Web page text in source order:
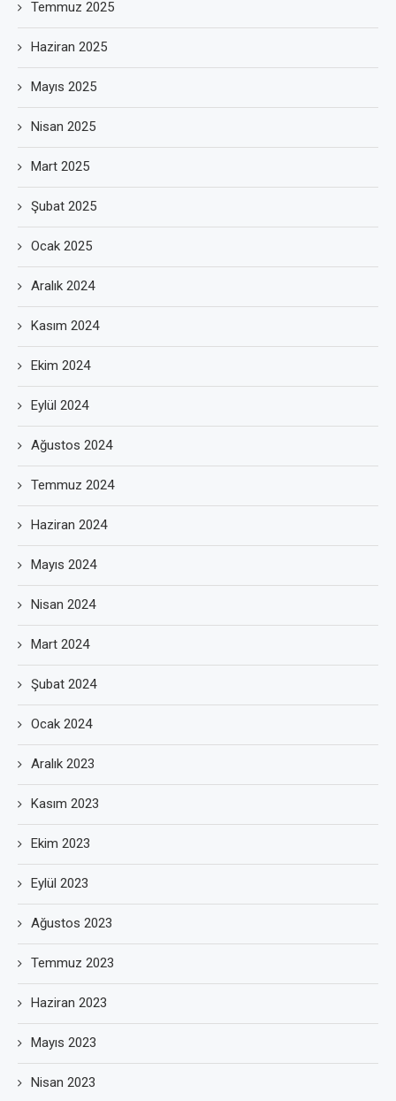
Temmuz 2025
Haziran 2025
Mayıs 2025
Nisan 2025
Mart 2025
Şubat 2025
Ocak 2025
Aralık 2024
Kasım 2024
Ekim 2024
Eylül 2024
Ağustos 2024
Temmuz 2024
Haziran 2024
Mayıs 2024
Nisan 2024
Mart 2024
Şubat 2024
Ocak 2024
Aralık 2023
Kasım 2023
Ekim 2023
Eylül 2023
Ağustos 2023
Temmuz 2023
Haziran 2023
Mayıs 2023
Nisan 2023